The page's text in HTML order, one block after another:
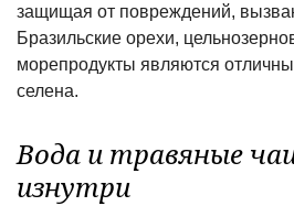
защищая от повреждений,
Бразильские орехи,
морепродукты являются
селена.
Вода и травяные
изнутри